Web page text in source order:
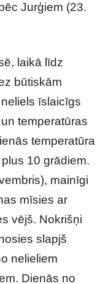
Jurģiem (23.
laikā līdz
būtiskām
īslaicīgs
temperatūras
temperatūra
10 grādiem.
mainīgi
mīsies ar
vējš. Nokrišņi
slapjš
nelieliem
Dienās no